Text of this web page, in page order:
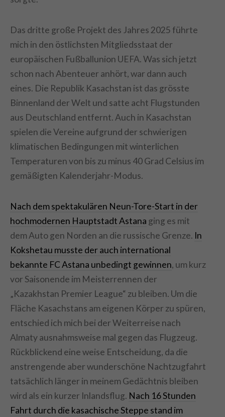
Das dritte große Projekt des Jahres 2025 führte
mich in den östlichsten Mitgliedsstaat der
europäischen Fußballunion UEFA. Was sich jetzt
schon nach Abenteuer anhört, war dann auch
eines. Die Republik Kasachstan ist das grösste
Binnenland der Welt und satte acht Flugstunden
aus Deutschland entfernt. Auch in Kasachstan
spielen die Vereine aufgrund der schwierigen
klimatischen Bedingungen mit winterlichen
Temperaturen von bis zu minus 40 Grad Celsius im
gemäßigten Kalenderjahr-Modus.
Nach dem spektakulären Neun-Tore-Start in der
hochmodernen Hauptstadt Astana ging es mit
dem Auto gen Norden an die russische Grenze. In
Kokshetau musste der auch international
bekannte FC Astana unbedingt gewinnen, um kurz
vor Saisonende im Meisterrennen der
„Kazakhstan Premier League“ zu bleiben. Um die
Fläche Kasachstans am eigenen Körper zu spüren,
entschied ich mich bei der Weiterreise nach
Almaty ausnahmsweise mal gegen das Flugzeug.
Rückblickend eine weise Entscheidung, da die
anstrengende aber wunderschöne Nachtzugfahrt
tatsächlich länger in meinem Gedächtnis bleiben
wird als ein kurzer Inlandsflug. Nach 16 Stunden
Fahrt durch die kasachische Steppe stand im